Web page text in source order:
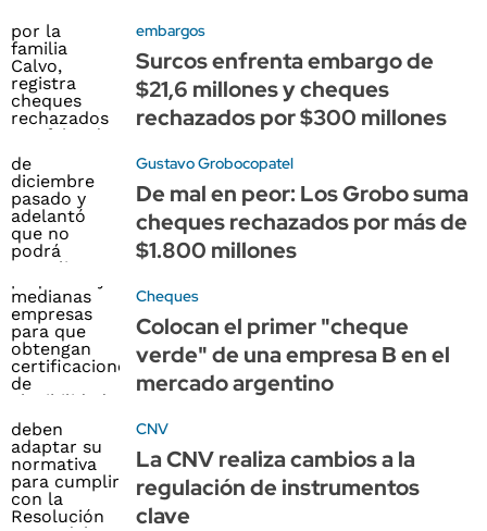
embargos
Surcos enfrenta embargo de
$21,6 millones y cheques
rechazados por $300 millones
Gustavo Grobocopatel
De mal en peor: Los Grobo suma
cheques rechazados por más de
$1.800 millones
Cheques
Colocan el primer "cheque
verde" de una empresa B en el
mercado argentino
CNV
La CNV realiza cambios a la
regulación de instrumentos
clave